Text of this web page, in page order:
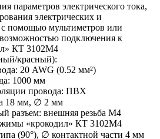
параметров электрического тока,
электрических и
помощью мультиметров или
подключения к
КТ 3102М4
красный):
20 AWG (0.52 мм²)
1000 мм
провода: ПВХ
18 мм, ∅ 2 мм
разъем: внешняя резьба М4
«крокодил» КТ 3102М4
(90°), ∅ контактной части 4 мм